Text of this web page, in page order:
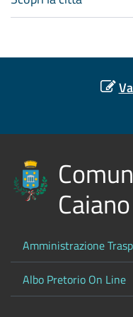
Caiano
Amministrazione
Albo Pretorio On Line